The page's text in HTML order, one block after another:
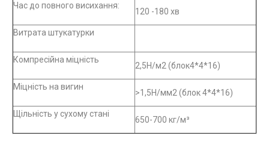
Час до повного висихання:
120 -180 хв
Витрата штукатурки
Компресійна міцність
2,5Н/м2 (блок4*4*16)
Міцність на вигин
>1,5Н/мм2 (блок 4*4*16)
Щільність у сухому стані
650-700 кг/м³